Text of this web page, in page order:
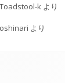
Toadstool-k より
より